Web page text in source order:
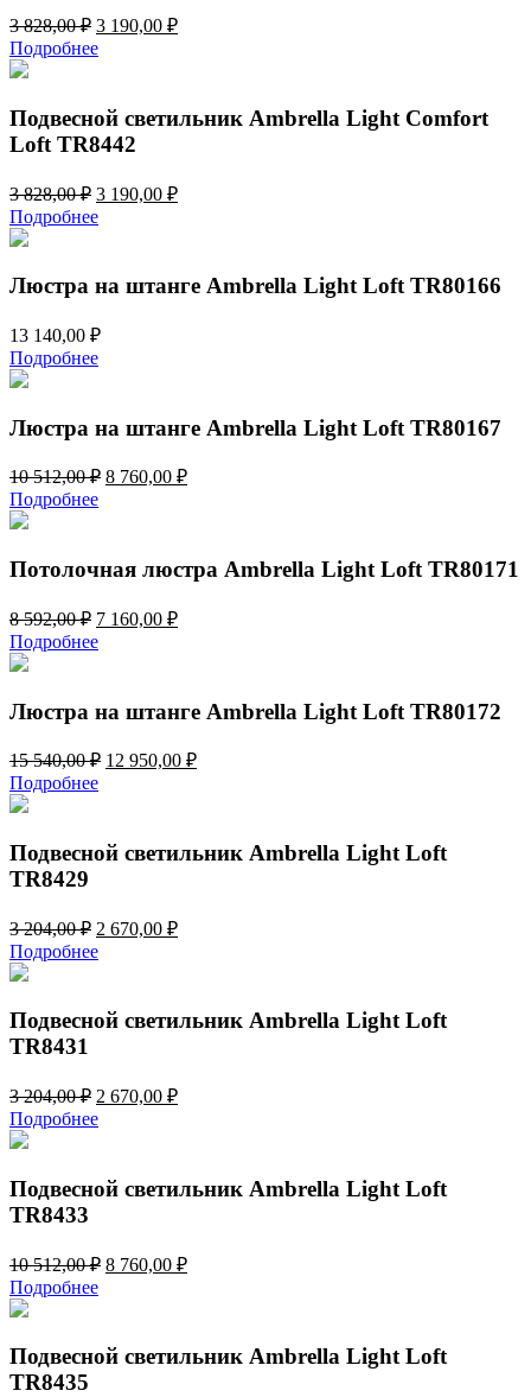
3 828,00₽ Первоначальная
цена
составляла
828,00 ₽.
3 190,00 ₽Текущая
Подробнее
Подвесной светильник Ambrella Light Comfort
Loft TR8442
3 828,00₽ Первоначальная
цена
составляла
828,00 ₽.
3 190,00 ₽Текущая
Подробнее
Люстра на штанге Ambrella Light Loft TR80166
13 140,00 ₽
Подробнее
Люстра на штанге Ambrella Light Loft TR80167
10 512,00₽ Первоначальная
8 760,00 ₽Текущая
Подробнее
Потолочная люстра Ambrella Light Loft TR80171
8 592,00₽ Первоначальная
цена
составляла
7 160,00 ₽Текущая
Подробнее
Люстра на штанге Ambrella Light Loft TR80172
15 540,00₽ Первоначальная
540,00 ₽.
12 950,00 ₽Текущая
Подробнее
Подвесной светильник Ambrella Light Loft
TR8429
3 204,00₽ Первоначальная
цена
составляла
204,00 ₽.
2 670,00 ₽Текущая
Подробнее
Подвесной светильник Ambrella Light Loft
TR8431
3 204,00₽ Первоначальная
цена
составляла
204,00 ₽.
2 670,00 ₽Текущая
Подробнее
Подвесной светильник Ambrella Light Loft
TR8433
10 512,00₽ Первоначальная
512,00 ₽.
8 760,00 ₽Текущая
Подробнее
Подвесной светильник Ambrella Light Loft
TR8435